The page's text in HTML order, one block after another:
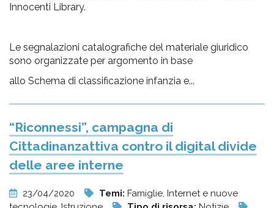
Innocenti Library.
Le segnalazioni catalografiche del materiale giuridico
sono organizzate per argomento in base
allo Schema di classificazione infanzia e...
“Riconnessi”, campagna di
Cittadinanzattiva contro il digital divide
delle aree interne
23/04/2020 Temi: Famiglie, Internet e nuove